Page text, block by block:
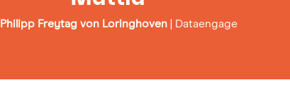
Philipp Freytag von Loringhoven Dataengage